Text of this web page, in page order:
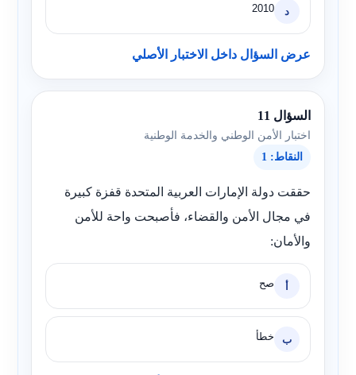
د 2010
عرض السؤال داخل الاختبار الأصلي
السؤال 11
اختبار الأمن الوطني والخدمة الوطنية
النقاط: 1
حققت دولة الإمارات العربية المتحدة قفزة كبيرة
في مجال الأمن والقضاء، فأصبحت واحة للأمن
والأمان:
أ صح
ب خطأ